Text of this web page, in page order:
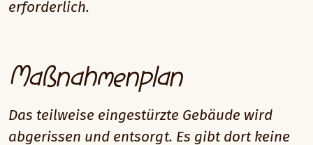
erforderlich.
Maßnahmenplan
Das teilweise eingestürzte Gebäude wird
abgerissen und entsorgt. Es gibt dort keine